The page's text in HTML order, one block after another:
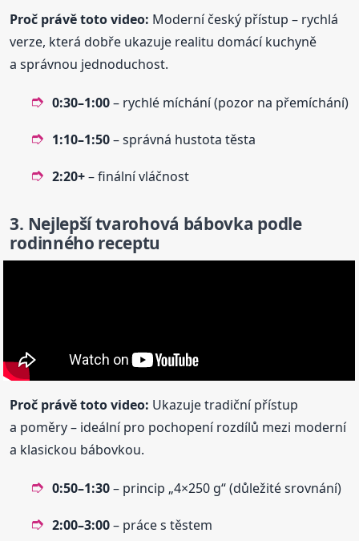
Proč právě toto video: Moderní český přístup – rychlá
verze, která dobře ukazuje realitu domácí kuchyně
a správnou jednoduchost.
0:30–1:00– rychlé míchání (pozor na přemíchání)
1:10–1:50– správná hustota těsta
2:20+– finální vláčnost
3. Nejlepší tvarohová bábovka podle
rodinného receptu
Proč právě toto video: Ukazuje tradiční přístup
a poměry – ideální pro pochopení rozdílů mezi moderní
a klasickou bábovkou.
0:50–1:30– princip „4×250 g“ (důležité srovnání)
2:00–3:00– práce s těstem